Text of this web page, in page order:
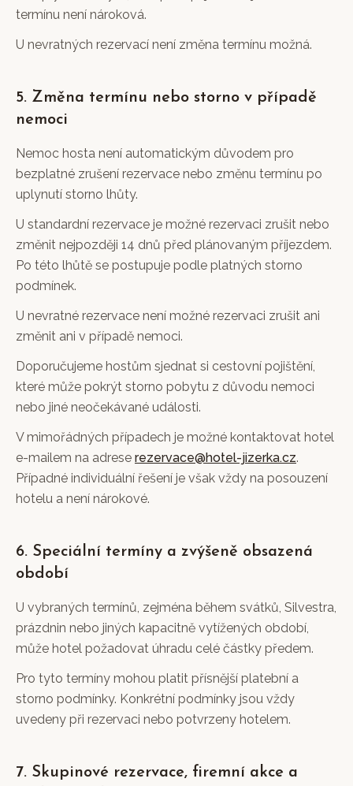
termínu není nároková.
U nevratných rezervací není změna termínu možná.
5. Změna termínu nebo storno v případě
nemoci
Nemoc hosta není automatickým důvodem pro
bezplatné zrušení rezervace nebo změnu termínu po
uplynutí storno lhůty.
U standardní rezervace je možné rezervaci zrušit nebo
změnit nejpozději 14 dnů před plánovaným příjezdem.
Po této lhůtě se postupuje podle platných storno
podmínek.
U nevratné rezervace není možné rezervaci zrušit ani
změnit ani v případě nemoci.
Doporučujeme hostům sjednat si cestovní pojištění,
které může pokrýt storno pobytu z důvodu nemoci
nebo jiné neočekávané události.
V mimořádných případech je možné kontaktovat hotel
e-mailem na adrese rezervace@hotel-jizerka.cz.
Případné individuální řešení je však vždy na posouzení
hotelu a není nárokové.
6. Speciální termíny a zvýšeně obsazená
období
U vybraných termínů, zejména během svátků, Silvestra,
prázdnin nebo jiných kapacitně vytížených období,
může hotel požadovat úhradu celé částky předem.
Pro tyto termíny mohou platit přísnější platební a
storno podmínky. Konkrétní podmínky jsou vždy
uvedeny při rezervaci nebo potvrzeny hotelem.
7. Skupinové rezervace, firemní akce a